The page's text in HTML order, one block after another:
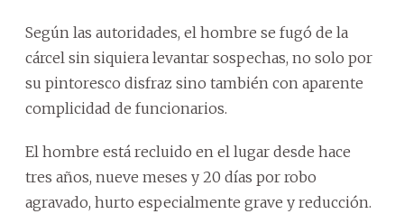
Según las autoridades, el hombre se fugó de la
cárcel sin siquiera levantar sospechas, no solo por
su pintoresco disfraz sino también con aparente
complicidad de funcionarios.
El hombre está recluido en el lugar desde hace
tres años, nueve meses y 20 días por robo
agravado, hurto especialmente grave y reducción.